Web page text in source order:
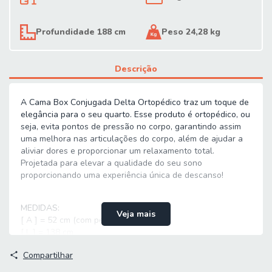
Profundidade 188 cm Peso 24,28 kg
Descrição
A Cama Box Conjugada Delta Ortopédico traz um toque de
elegância para o seu quarto. Esse produto é ortopédico, ou
seja, evita pontos de pressão no corpo, garantindo assim
uma melhora nas articulações do corpo, além de ajudar a
aliviar dores e proporcionar um relaxamento total.
Projetada para elevar a qualidade do seu sono
proporcionando uma experiência única de descanso!
MEDIDAS:
[ A ] = 52 cm (com pés)
PESO SUPORTADO: 90 kg por pessoa
Veja mais
Compartilhar